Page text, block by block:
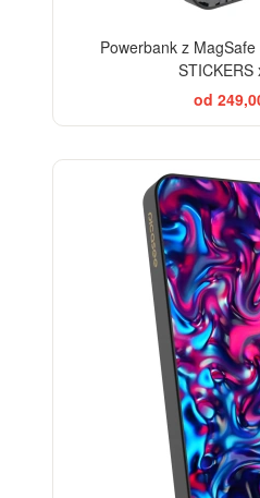
Powerbank z
STICKERS
od